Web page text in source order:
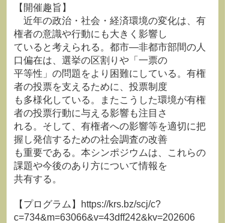
【開催趣旨】
近年の政治・社会・経済環境の変化は、有
権者の意識や行動にも大きく影響し
ていると考えられる。都市―非都市部間の人
口偏在は、選挙の区割りや「一票の
平等性」の問題をより困難にしている。有権
者の投票を支えるために、投票制度
も多様化している。またこうした環境が有権
者の投票行動に与える影響も注目さ
れる。そして、有権者への影響等を適切に把
握し発信するための社会調査の改善
も重要である。本シンポジウムは、これらの
課題や今後のあり方について情報を
共有する。
【プログラム】https://krs.bz/scj/c?
c=734&m=63066&v=43dff242&kv=202606